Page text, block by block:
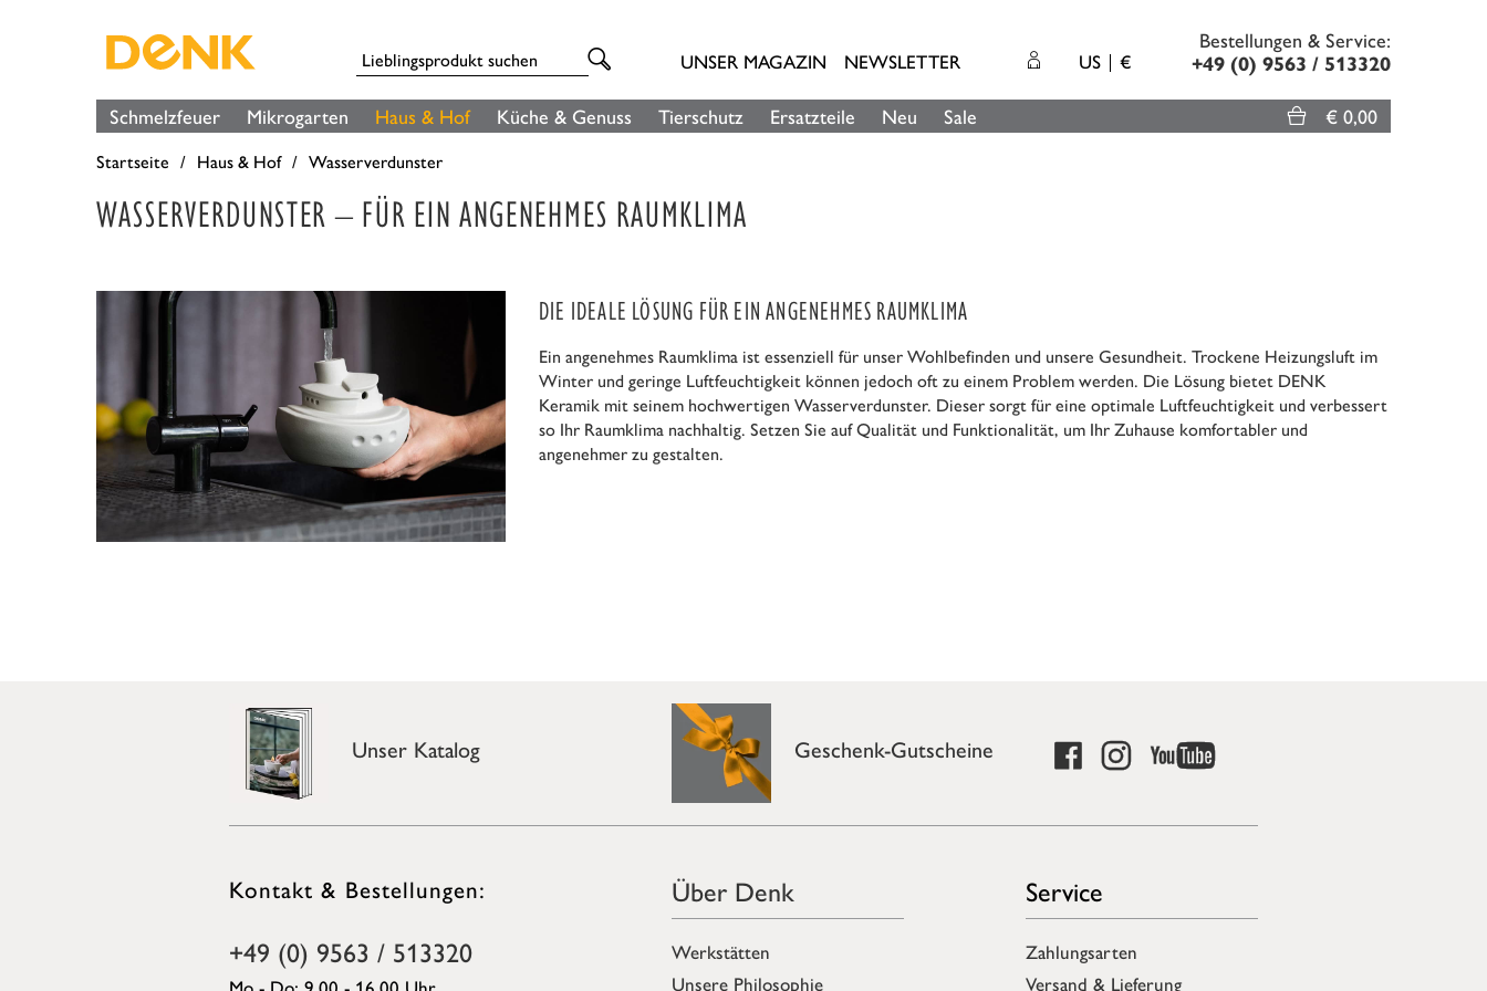
UNSER MAGAZIN NEWSLETTER US €
Bestellungen & Service:
+49 (0) 9563 / 513320
Schmelzfeuer Mikrogarten Haus & Hof Küche & Genuss Tierschutz Ersatzteile Neu Sale € 0,00
Startseite Haus & Hof Wasserverdunster
WASSERVERDUNSTER – FÜR EIN ANGENEHMES RAUMKLIMA
DIE IDEALE LÖSUNG FÜR EIN ANGENEHMES RAUMKLIMA
Ein angenehmes Raumklima ist essenziell für unser Wohlbefinden und unsere Gesundheit. Trockene Heizungsluft im
Winter und geringe Luftfeuchtigkeit können jedoch oft zu einem Problem werden. Die Lösung bietet DENK
Keramik mit seinem hochwertigen Wasserverdunster. Dieser sorgt für eine optimale Luftfeuchtigkeit und verbessert
so Ihr Raumklima nachhaltig. Setzen Sie auf Qualität und Funktionalität, um Ihr Zuhause komfortabler und
angenehmer zu gestalten.
Unser Katalog Geschenk-Gutscheine
Kontakt & Bestellungen:
+49 (0) 9563 / 513320
Über Denk
Werkstätten
Unsere Philosophie
Service
Zahlungsarten
Versand & Lieferung